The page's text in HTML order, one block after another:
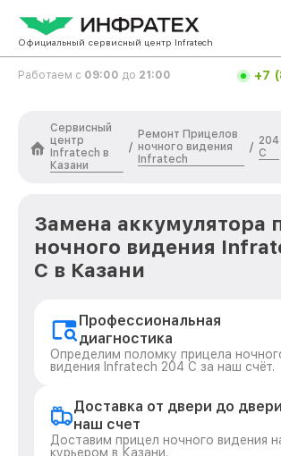
Официальный сервисный центр Infratech
Работаем с 09:00 до 21:00 +7
Сервисный
центр
Infratech в
Казани
/
Ремонт Прицелов
ночного видения
Infratech
/
204
С
Замена аккумулятора
ночного видения
С в Казани
Профессиональная
диагностика
Определим поломку прицела
видения Infratech 204 С за наш счёт.
Доставка от двери до
наш счет
Доставим прицел ночного видения
курьером в Казани.